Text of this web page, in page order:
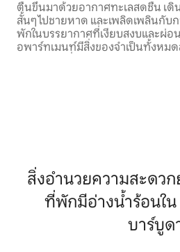
ตื่นขึ้นมาด้วยอากาศทะเลสดชื่น เดิ
สั้นๆ ไปชายหาด และเพลิดเพลินกับก
พักในบรรยากาศที่เงียบสงบและผ่อ
อพาร์ทเมนท์มีสิ่งของจำเป็นทั้งหม
ความงามของการใช้ชีวิตริมชายหาด
สิ่งอำนวยความสะดว
ที่พักมีอ่างน้ำร้อนใ
บาร์บูด